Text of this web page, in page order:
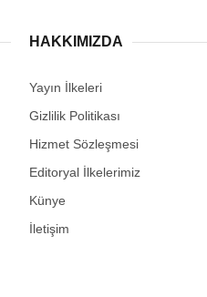
HAKKIMIZDA
Yayın İlkeleri
Gizlilik Politikası
Hizmet Sözleşmesi
Editoryal İlkelerimiz
Künye
İletişim